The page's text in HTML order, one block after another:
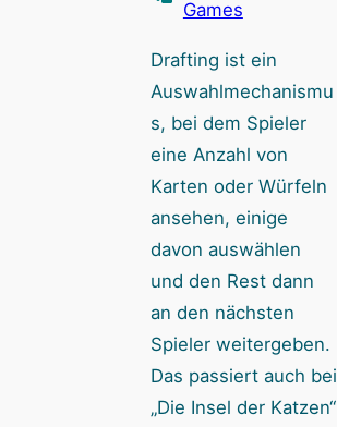
Games
Drafting ist ein
Auswahlmechanismu
s, bei dem Spieler
eine Anzahl von
Karten oder Würfeln
ansehen, einige
davon auswählen
und den Rest dann
an den nächsten
Spieler weitergeben.
Das passiert auch bei
„Die Insel der Katzen“